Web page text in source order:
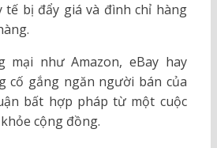
tế bị đẩy giá và đình chỉ hàng
mại như Amazon, eBay hay
cố gắng ngăn người bán của
bất hợp pháp từ một cuộc
cộng đồng.